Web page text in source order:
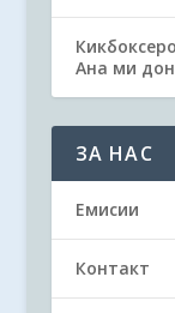
Ана ми
ЗА НАС
Емисии
Контакт